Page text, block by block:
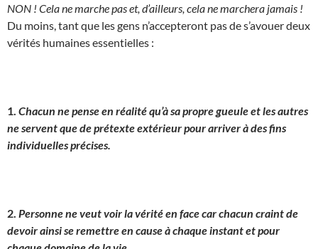
NON ! Cela ne marche pas et, d’ailleurs, cela ne marchera jamais !
Du moins, tant que les gens n’accepteront pas de s’avouer deux
vérités humaines essentielles :
1. Chacun ne pense en réalité qu’à sa propre gueule et les autres
ne servent que de prétexte extérieur pour arriver à des fins
individuelles précises.
2. Personne ne veut voir la vérité en face car chacun craint de
devoir ainsi se remettre en cause à chaque instant et pour